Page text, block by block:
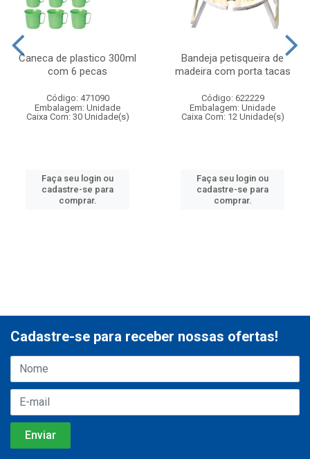
Caneca de plastico 300ml
com 6 pecas
Código: 471090
Embalagem: Unidade
Caixa Com: 30 Unidade(s)
Faça seu login ou
cadastre-se para
comprar.
Bandeja petisqueira de
madeira com porta tacas
Código: 622229
Embalagem: Unidade
Caixa Com: 12 Unidade(s)
Faça seu login ou
cadastre-se para
comprar.
Cadastre-se para receber nossas ofertas!